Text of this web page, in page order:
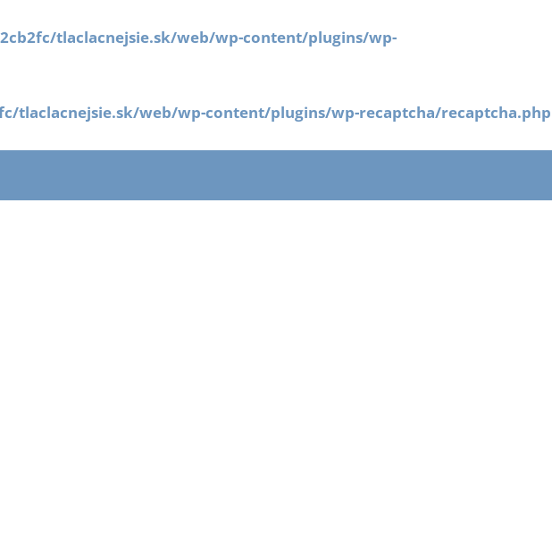
tlaclacnejsie.sk/web/wp-content/plugins/wp-
tlaclacnejsie.sk/web/wp-content/plugins/wp-recaptcha/recaptcha.php